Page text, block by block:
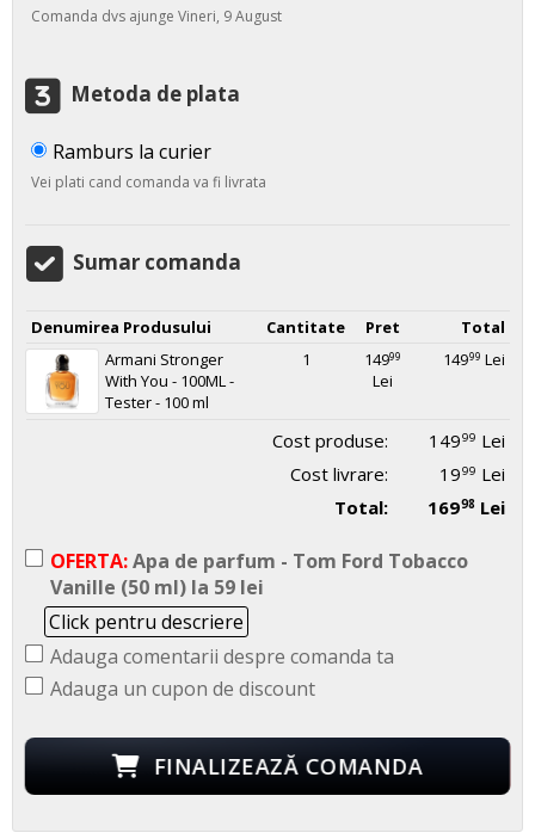
Comanda dvs ajunge Vineri, 9 August
Metoda de plata
Ramburs la curier
Vei plati cand comanda va fi livrata
Sumar comanda
Denumirea Produsului Cantitate Pret
Total
Armani Stronger
With You - 100ML -
Tester - 100 ml
1 14999
Lei
14999 Lei
Cost produse: 14999 Lei
Cost livrare:
1999 Lei
Total:
16998 Lei
OFERTA:Apa de parfum - Tom Ford Tobacco
Vanille (50 ml) la 59 lei
Click pentru descriere
Adauga comentarii despre comanda ta
Adauga un cupon de discount
FINALIZEAZĂ COMANDA